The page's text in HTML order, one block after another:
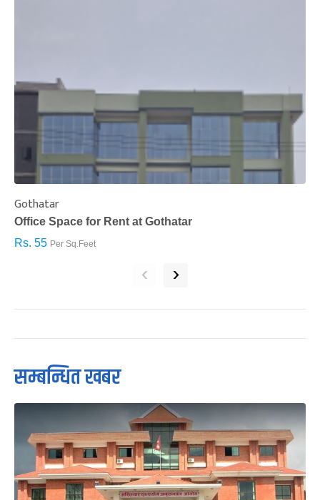
Gothatar
Office Space for Rent at Gothatar
Rs. 55 Per Sq.Feet
‹ ›
सम्बन्धित खबर